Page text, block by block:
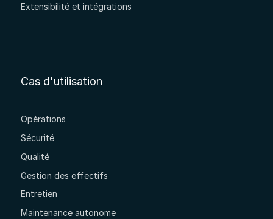
Extensibilité et intégrations
Cas d'utilisation
Opérations
Sécurité
Qualité
Gestion des effectifs
Entretien
Maintenance autonome